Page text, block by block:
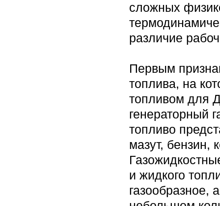
сложных
различие
Первым
топлива, на
топливом для
генераторный
топливо
мазут, бензин,
и жидкого
газообразное,